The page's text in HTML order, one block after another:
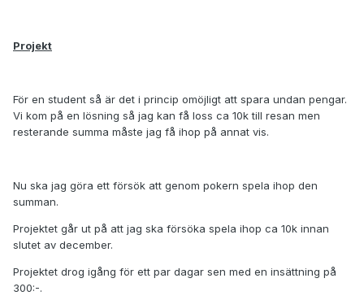
Projekt
För en student så är det i princip omöjligt att spara undan pengar.
Vi kom på en lösning så jag kan få loss ca 10k till resan men
resterande summa måste jag få ihop på annat vis.
Nu ska jag göra ett försök att genom pokern spela ihop den
summan.
Projektet går ut på att jag ska försöka spela ihop ca 10k innan
slutet av december.
Projektet drog igång för ett par dagar sen med en insättning på
300:-.